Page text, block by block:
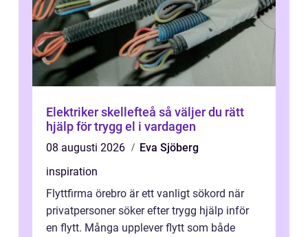
Elektriker skellefteå så väljer du rätt
hjälp för trygg el i vardagen
08 augusti 2026
Eva Sjöberg
inspiration
Flyttfirma örebro är ett vanligt sökord när
privatpersoner söker efter trygg hjälp inför
en flytt. Många upplever flytt som både